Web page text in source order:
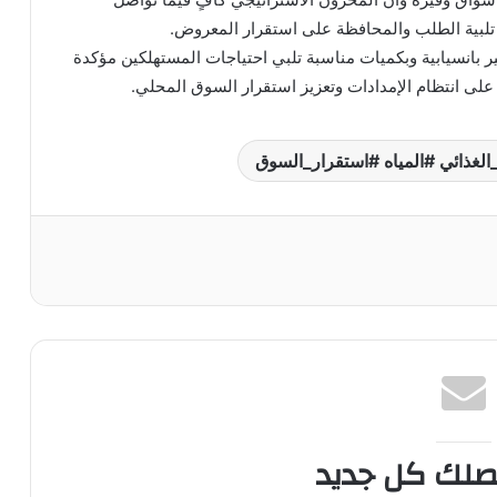
تلبية الطلب والمحافظة على استقرار المعروض.
وبكميات مناسبة تلبي احتياجات المستهلكين مؤكدة
انتظام الإمدادات وتعزيز استقرار السوق المحلي.
#المياه #استقرار_السوق
كل جديد